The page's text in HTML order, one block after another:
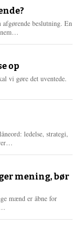
beslutning. En
e
r
e
op
vi gøre det uventede.
ledelse, strategi,
e mening, bør
mænd er åbne for